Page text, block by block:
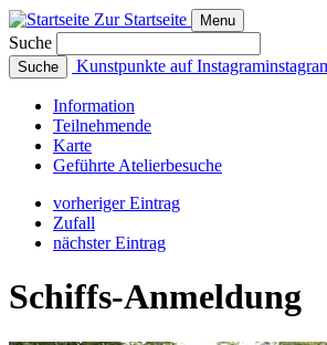
Zur Startseite Menu
Suche
Suche Kunstpunkte auf Instagram
Information
Teilnehmende
Karte
Geführte Atelierbesuche
vorheriger Eintrag
Zufall
nächster Eintrag
Schiffs-Anmeldung